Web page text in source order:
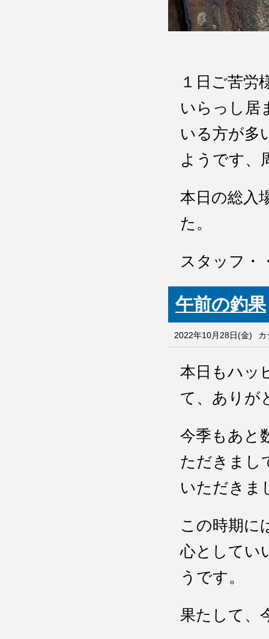
１日ご苦労
いらっし居
いる方が多
ようです、
本日の総
た。
スタッフ・
午前の釣果
2022年10月28日(金) カ
本日もハッ
て、ありが
今季もあと
ただきまし
いただきま
この時期に
心としてい
うです。
果たして、